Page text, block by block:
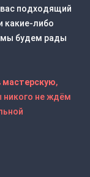
подходящий
какие-либо
мы будем рады
мастерскую,
никого не ждём